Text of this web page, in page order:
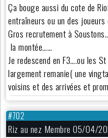
Ça bouge aussi du cote de
entraîneurs ou un des
Gros recrutement à
la montée……
Je redescend en F3….ou les
largement remanie( une
voisins et des arrivées et
#702
Riz au nez Membre 05/04/